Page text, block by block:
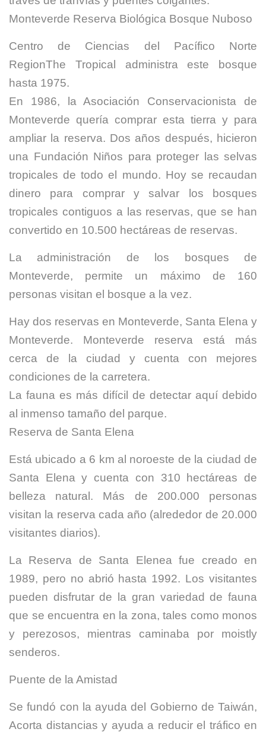
Monteverde Reserva Biológica Bosque Nuboso
Centro de Ciencias del Pacífico Norte
RegionThe Tropical administra este bosque
hasta 1975.
En 1986, la Asociación Conservacionista de
Monteverde quería comprar esta tierra y para
ampliar la reserva. Dos años después, hicieron
una Fundación Niños para proteger las selvas
tropicales de todo el mundo. Hoy se recaudan
dinero para comprar y salvar los bosques
tropicales contiguos a las reservas, que se han
convertido en 10.500 hectáreas de reservas.
La administración de los bosques de
Monteverde, permite un máximo de 160
personas visitan el bosque a la vez.
Hay dos reservas en Monteverde, Santa Elena y
Monteverde. Monteverde reserva está más
cerca de la ciudad y cuenta con mejores
condiciones de la carretera.
La fauna es más difícil de detectar aquí debido
al inmenso tamaño del parque.
Reserva de Santa Elena
Está ubicado a 6 km al noroeste de la ciudad de
Santa Elena y cuenta con 310 hectáreas de
belleza natural. Más de 200.000 personas
visitan la reserva cada año (alrededor de 20.000
visitantes diarios).
La Reserva de Santa Elenea fue creado en
1989, pero no abrió hasta 1992. Los visitantes
pueden disfrutar de la gran variedad de fauna
que se encuentra en la zona, tales como monos
y perezosos, mientras caminaba por moistly
senderos.
Puente de la Amistad
Se fundó con la ayuda del Gobierno de Taiwán,
Acorta distancias y ayuda a reducir el tráfico en